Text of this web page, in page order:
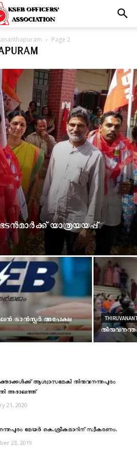
Page 2
യാത്രയയപ്പ്
ട്രാന്‍സ്ഫര്‍ അപേക്ഷ
ആശ്വാസമേകി തിരുവനന്തപുരം
അദാലത്ത്
21, 2020
മേയർ കെ.ശ്രീകുമാറിന് സ്വീകരണം.
23, 2019